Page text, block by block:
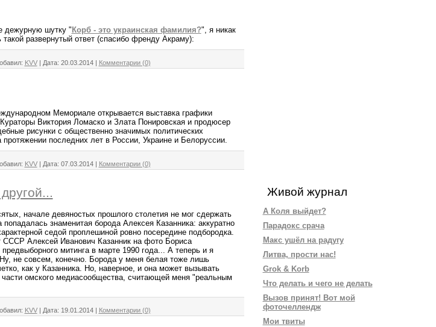
дежурную шутку " Корб - это украинская фамилия?", я никак
развернутый ответ (спасибо френду Акраму):
KVV | Дата: 20.03.2014 | Комментарии (0)
Мемориале открывается выставка графики
Виктория Ломаско и Злата Понировская и продюсер
рисунки с общественно значимых политических
последних лет в России, Украине и Белоруссии.
KVV | Дата: 07.03.2014 | Комментарии (0)
начале девяностых прошлого столетия не мог сдержать
попадалась знаменитая борода Алексея Казанника: аккуратно
седой проплешиной ровно посередине подбородка.
СССР Алексей Иванович Казанник на фото Бориса
митинга в марте 1990 года... А теперь и я
не совсем, конечно. Борода у меня белая тоже лишь
как у Казанника. Но, наверное, и она может вызывать
омского медиасообщества, считающей меня "реальным
KVV | Дата: 19.01.2014 | Комментарии (0)
Живой журнал
А Коля выйдет?
Парадокс срача
Макс ушёл на радугу
Литва, прости нас!
Grok & Korb
Что делать и чего не делать
Вызов принят! Вот мой
фоточеллендж
Мои твиты